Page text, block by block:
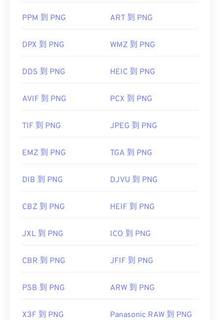
LifeWire 关于 PNG 的文章
相关PNG工具：
PPM 到 PNG ART 到 PNG
DPX 到 PNG WMZ 到 PNG
DDS 到 PNG HEIC 到 PNG
AVIF 到 PNG PCX 到 PNG
TIF 到 PNG JPEG 到 PNG
EMZ 到 PNG TGA 到 PNG
DIB 到 PNG DJVU 到 PNG
CBZ 到 PNG HEIF 到 PNG
JXL 到 PNG ICO 到 PNG
CBR 到 PNG JFIF 到 PNG
PSB 到 PNG ARW 到 PNG
X3F 到 PNG Panasonic RAW 到 PNG